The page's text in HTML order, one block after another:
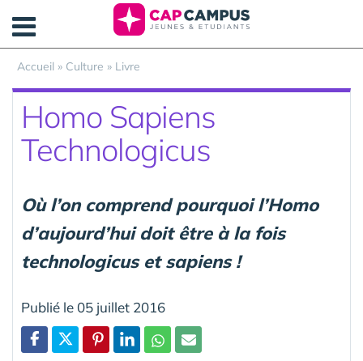
Accueil » Culture » Livre
Homo Sapiens
Technologicus
Où l’on comprend pourquoi l’Homo
d’aujourd’hui doit être à la fois
technologicus et sapiens !
Publié le 05 juillet 2016
Panneau de gestion des cookies